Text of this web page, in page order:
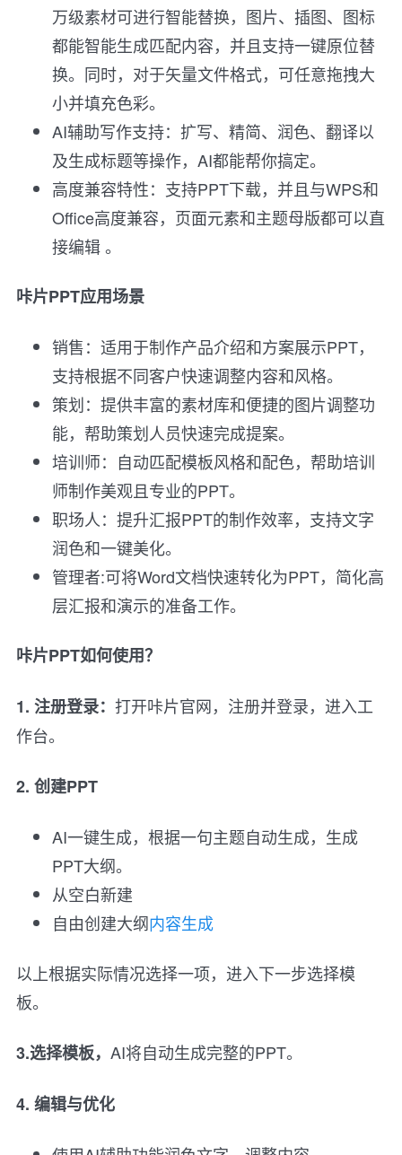
万级素材可进行智能替换，图片、插图、图标
都能智能生成匹配内容，并且支持一键原位替
换。同时，对于矢量文件格式，可任意拖拽大
小并填充色彩。
AI辅助写作支持：扩写、精简、润色、翻译以
及生成标题等操作，AI都能帮你搞定。
高度兼容特性：支持PPT下载，并且与WPS和
Office高度兼容，页面元素和主题母版都可以直
接编辑 。
咔片PPT应用场景
销售：适用于制作产品介绍和方案展示PPT，
支持根据不同客户快速调整内容和风格。
策划：提供丰富的素材库和便捷的图片调整功
能，帮助策划人员快速完成提案。
培训师：自动匹配模板风格和配色，帮助培训
师制作美观且专业的PPT。
职场人：提升汇报PPT的制作效率，支持文字
润色和一键美化。
管理者:可将Word文档快速转化为PPT，简化高
层汇报和演示的准备工作。
咔片PPT如何使用？
1. 注册登录： 打开咔片官网，注册并登录，进入工
作台。
2. 创建PPT
AI一键生成，根据一句主题自动生成，生成
PPT大纲。
从空白新建
自由创建大纲内容生成
以上根据实际情况选择一项，进入下一步选择模
板。
3.选择模板， AI将自动生成完整的PPT。
4. 编辑与优化